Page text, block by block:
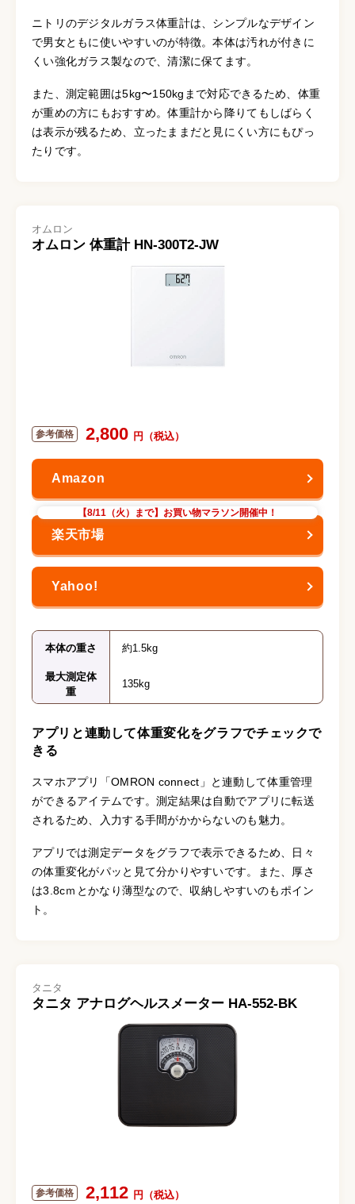
ニトリのデジタルガラス体重計は、シンプルなデザイン
で男女ともに使いやすいのが特徴。本体は汚れが付きに
くい強化ガラス製なので、清潔に保てます。
また、測定範囲は5kg〜150kgまで対応できるため、体重
が重めの方にもおすすめ。体重計から降りてもしばらく
は表示が残るため、立ったままだと見にくい方にもぴっ
たりです。
オムロン
オムロン 体重計 HN-300T2-JW
2,800
【8/11（火）まで】お買い物マラソン開催中！
本体の重さ 約1.5kg
最大測定体
重
135kg
アプリと連動して体重変化をグラフでチェックで
きる
スマホアプリ「OMRON connect」と連動して体重管理
ができるアイテムです。測定結果は自動でアプリに転送
されるため、入力する手間がかからないのも魅力。
アプリでは測定データをグラフで表示できるため、日々
の体重変化がパッと見て分かりやすいです。また、厚さ
は3.8cｍとかなり薄型なので、収納しやすいのもポイン
ト。
タニタ
タニタ アナログヘルスメーター HA-552-BK
2,112